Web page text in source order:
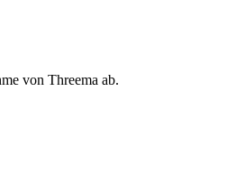
von Threema ab.